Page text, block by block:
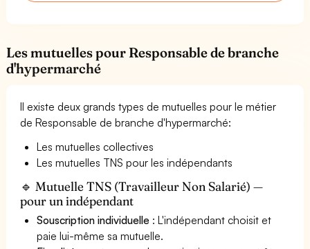
Les mutuelles pour Responsable de branche
d'hypermarché
Il existe deux grands types de mutuelles pour le métier
de Responsable de branche d'hypermarché:
Les mutuelles collectives
Les mutuelles TNS pour les indépendants
🔹 Mutuelle TNS (Travailleur Non Salarié) —
pour un indépendant
Souscription individuelle : L'indépendant choisit et
paie lui-même sa mutuelle.